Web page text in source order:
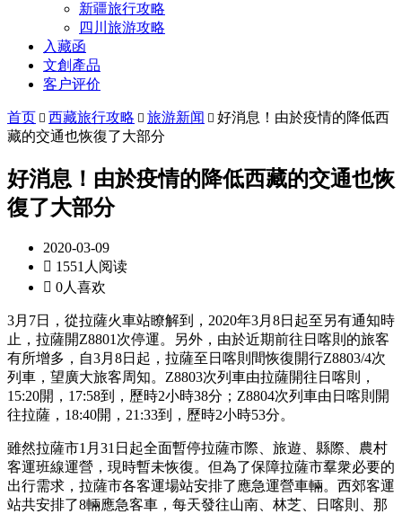
新疆旅行攻略
四川旅游攻略
入藏函
文創產品
客户评价
首页  西藏旅行攻略  旅游新闻  好消息！由於疫情的降低西
藏的交通也恢復了大部分
好消息！由於疫情的降低西藏的交通也恢
復了大部分
2020-03-09
 1551人阅读
 0人喜欢
3月7日，從拉薩火車站瞭解到，2020年3月8日起至另有通知時
止，拉薩開Z8801次停運。另外，由於近期前往日喀則的旅客
有所增多，自3月8日起，拉薩至日喀則間恢復開行Z8803/4次
列車，望廣大旅客周知。Z8803次列車由拉薩開往日喀則，
15:20開，17:58到，歷時2小時38分；Z8804次列車由日喀則開
往拉薩，18:40開，21:33到，歷時2小時53分。
雖然拉薩市1月31日起全面暫停拉薩市際、旅遊、縣際、農村
客運班線運營，現時暫未恢復。但為了保障拉薩市羣衆必要的
出行需求，拉薩市各客運場站安排了應急運營車輛。西郊客運
站共安排了8輛應急客車，每天發往山南、林芝、日喀則、那